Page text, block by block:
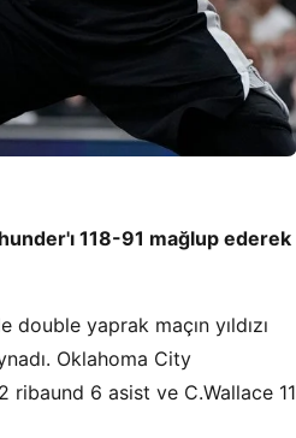
118-91 mağlup ederek
yaprak maçın yıldızı
Oklahoma City
ribaund 6 asist ve C.Wallace 11